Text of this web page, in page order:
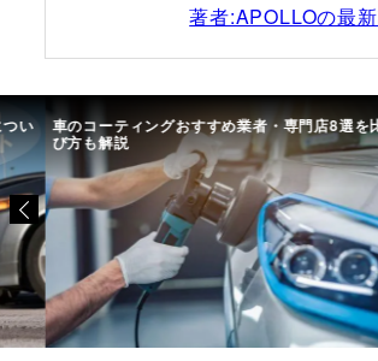
著者:APOLLOの最
い 車のコーティングおすすめ業者・専門店8選を
び方も解説